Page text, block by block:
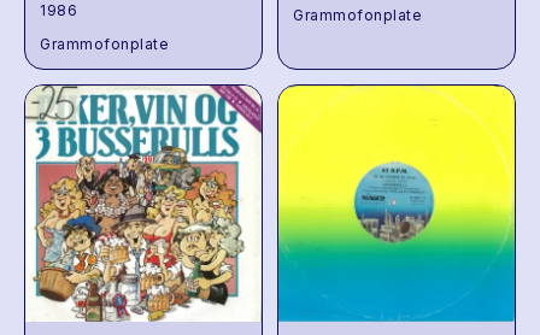
1986
Grammofonplate
Grammofonplate